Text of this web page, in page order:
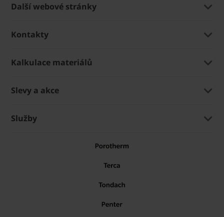
Další webové stránky
Kontakty
Kalkulace materiálů
Slevy a akce
Služby